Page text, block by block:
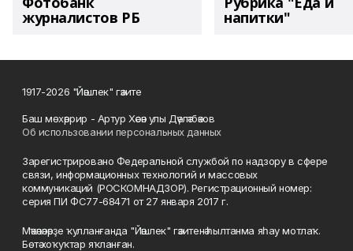
журналистов РБ напитки"
1917-2026 "Йәшлек" гәзите
Баш мөхәррир - Артур Хәсән улы Дәүләтбәков
Об использовании персональных данных
Зарегистрировано Федеральной службой по надзору в сфере
связи, информационных технологий и массовых
коммуникаций (РОСКОМНАДЗОР). Регистрационный номер:
серия ПИ ФС77-68471 от 27 января 2017 г.
Мәҡәләләрҙе ҡулланғанда "Йәшлек" гәзитенә һылтанма яһау мотлаҡ.
Бөтә хоҡуҡтар яҡланған.